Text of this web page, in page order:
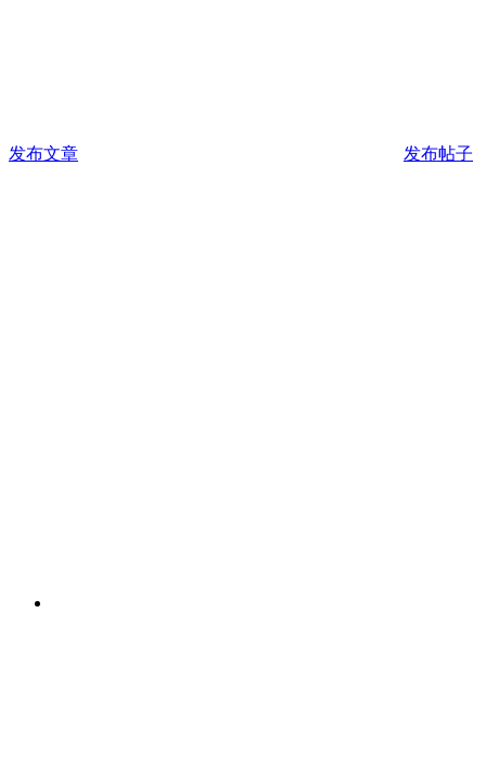
发布文章 发布帖子